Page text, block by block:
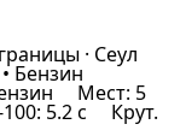
· Сеул
Бензин
Мест: 5
5.2 с Крут.